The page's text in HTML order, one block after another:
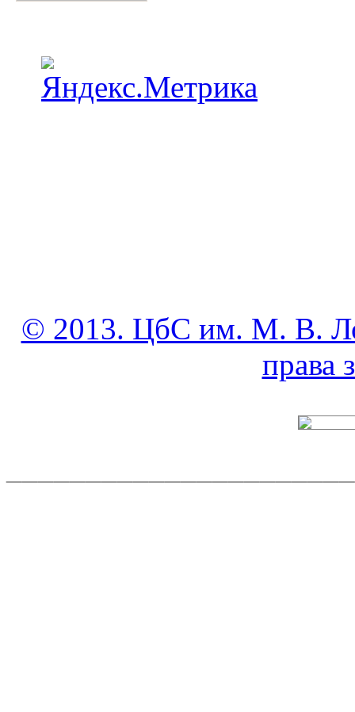
© 2013. ЦбС им. М. В.
права